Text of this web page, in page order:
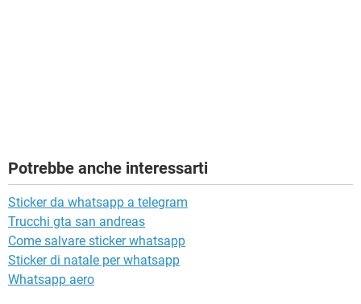
Potrebbe anche interessarti
Sticker da whatsapp a telegram
Trucchi gta san andreas
Come salvare sticker whatsapp
Sticker di natale per whatsapp
Whatsapp aero